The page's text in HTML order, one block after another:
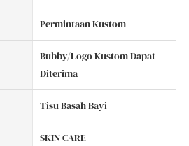
Permintaan Kustom
Bubby/Logo Kustom Dapat
Diterima
Tisu Basah Bayi
SKIN CARE